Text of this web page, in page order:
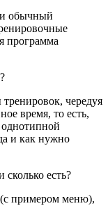
обычный
программа
чередуя
время, то есть,
однотипной
и как нужно
сколько есть?
примером меню),